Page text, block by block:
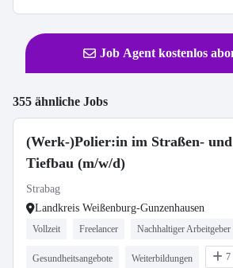
Job Agent kostenlos
355 ähnliche Jobs
(Werk-)Polier:in im Straßen- und
Tiefbau (m/w/d)
Strabag
Landkreis Weißenburg-Gunzenhausen
Vollzeit Freelancer Nachhaltiger Arbeitgeber
Gesundheitsangebote Weiterbildungen 7